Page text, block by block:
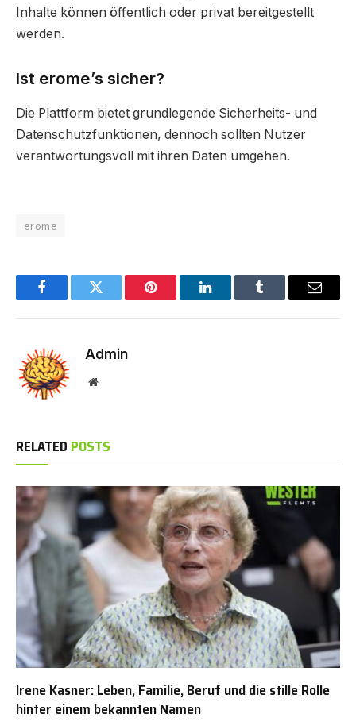
Inhalte können öffentlich oder privat bereitgestellt
werden.
Ist erome’s sicher?
Die Plattform bietet grundlegende Sicherheits- und
Datenschutzfunktionen, dennoch sollten Nutzer
verantwortungsvoll mit ihren Daten umgehen.
erome
FacebookTwitter Pinterest LinkedInTumblr Email
Admin
Website
RELATED POSTS
Irene Kasner: Leben, Familie, Beruf und die stille Rolle
hinter einem bekannten Namen